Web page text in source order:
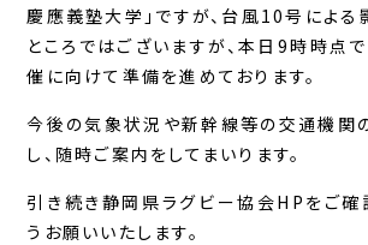
慶應義塾大学」ですが、台風10号による
ところではございますが、本日9時時点
催に向けて準備を進めております。
今後の気象状況や新幹線等の交通機関
し、随時ご案内をしてまいります。
引き続き静岡県ラグビー協会HPをご確
うお願いいたします。